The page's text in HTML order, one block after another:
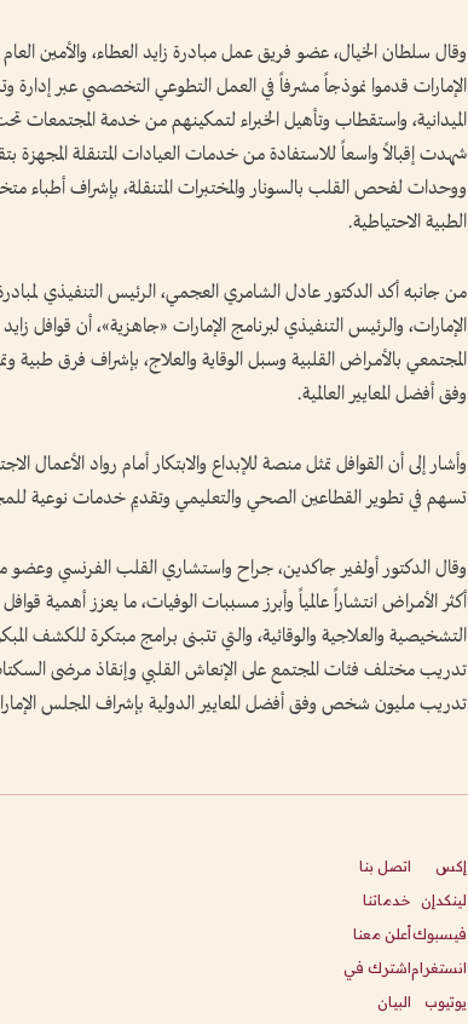
وقال سلطان الخيال، عضو فريق عمل مبادرة زايد العطاء، والأمين
الإمارات قدموا نموذجاً مشرفاً في العمل التطوعي التخصصي عبر إدارة
الميدانية، واستقطاب وتأهيل الخبراء لتمكينهم من خدمة المجتمعات
شهدت إقبالاً واسعاً للاستفادة من خدمات العيادات المتنقلة المجهزة
ووحدات لفحص القلب بالسونار والمختبرات المتنقلة، بإشراف أطباء
الطبية الاحتياطية.
من جانبه أكد الدكتور عادل الشامري العجمي، الرئيس التنفيذي
الإمارات، والرئيس التنفيذي لبرنامج الإمارات «جاهزية»، أن قوافل
المجتمعي بالأمراض القلبية وسبل الوقاية والعلاج، بإشراف فرق طبية
وفق أفضل المعايير العالمية.
وأشار إلى أن القوافل تمثل منصة للإبداع والابتكار أمام رواد الأعمال
تسهم في تطوير القطاعين الصحي والتعليمي وتقديم خدمات نوعية
وقال الدكتور أولفير جاكدين، جراح واستشاري القلب الفرنسي وعضو
أكثر الأمراض انتشاراً عالمياً وأبرز مسببات الوفيات، ما يعزز أهمية
التشخيصية والعلاجية والوقائية، والتي تتبنى برامج مبتكرة للكشف
تدريب مختلف فئات المجتمع على الإنعاش القلبي وإنقاذ مرضى
تدريب مليون شخص وفق أفضل المعايير الدولية بإشراف المجلس
إكس
لينكدإن
فيسبوك
انستغرام
يوتيوب
اتصل بنا
خدماتنا
أعلن معنا
اشترك في
البيان